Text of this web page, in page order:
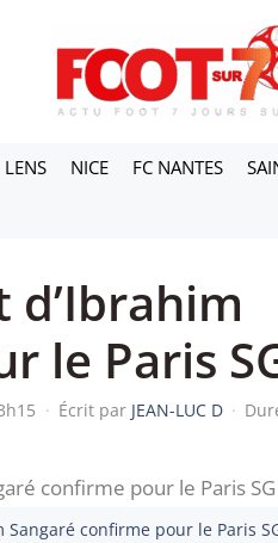
LENS NICE FC NANTES
d’Ibrahim
le Paris
· Écrit par JEAN-LUC D ·
Sangaré confirme pour le Paris